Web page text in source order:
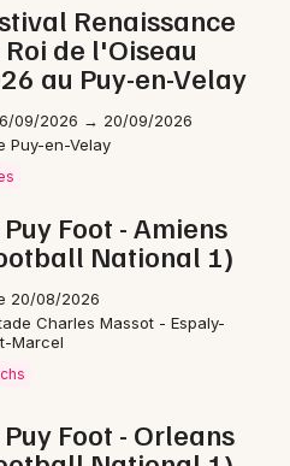
Renaissance
Roi de l'Oiseau
au Puy-en-Velay
09/2026 → 20/09/2026
Puy-en-Velay
Puy Foot - Amiens
National 1)
20/08/2026
Charles Massot - Espaly-
Marcel
Puy Foot - Orleans